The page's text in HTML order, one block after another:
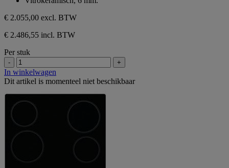
€ 2.055,00 excl. BTW
€ 2.486,55 incl. BTW
Per stuk
- +
In winkelwagen
Dit artikel is momenteel niet beschikbaar